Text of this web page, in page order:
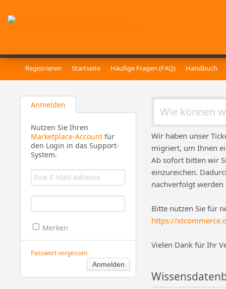
Registrieren Startseite Häufige Fragen (FAQ) Handbuch
Anmelden
Nutzen Sie Ihren
Marketplace-Accountfür
den Login in das Support-
System.
Merken
Passwort vergessen
Wir haben unser
migriert, um Ihnen
Ab sofort bitten wir
einzureichen.
nachverfolgt werden
Bitte nutzen Sie für
https://
Vielen Dank für Ihr